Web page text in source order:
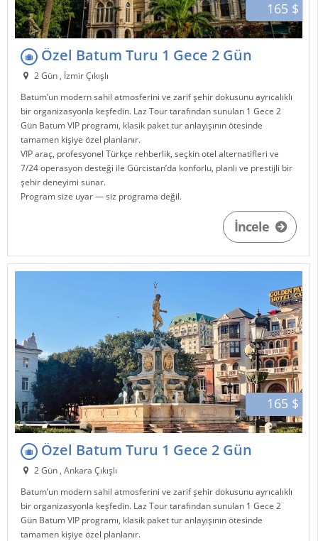
165 $
Özel Batum Turu 1 Gece 2 Gün
2 Gün , İzmir Çıkışlı
Batum’un modern sahil atmosferini ve zarif şehir dokusunu ayrıcalıklı
bir organizasyonla keşfedin. Laz Tourtarafından sunulan 1 Gece 2
Gün Batum VIP programı, klasik paket tur anlayışının ötesinde
tamamen kişiye özel planlanır.
VIP araç, profesyonel Türkçe rehberlik, seçkin otel alternatifleri ve
7/24 operasyon desteği ileGürcistan’da konforlu, planlı ve prestijli bir
şehir deneyimi sunar.
Program size uyar — siz programa değil.
İncele
165 $
Özel Batum Turu 1 Gece 2 Gün
2 Gün , Ankara Çıkışlı
Batum’un modern sahil atmosferini ve zarif şehir dokusunu ayrıcalıklı
bir organizasyonla keşfedin. Laz Tourtarafından sunulan 1 Gece 2
Gün Batum VIP programı, klasik paket tur anlayışının ötesinde
tamamen kişiye özel planlanır.